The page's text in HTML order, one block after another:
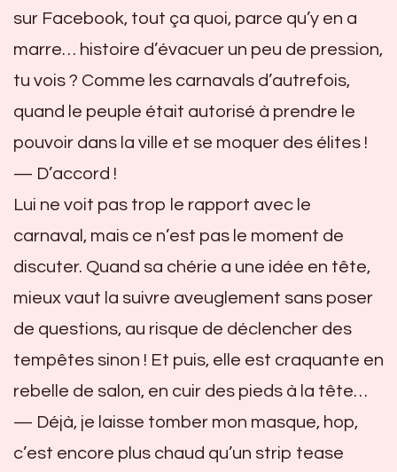
sur Facebook, tout ça quoi, parce qu’y en a
marre… histoire d’évacuer un peu de pression,
tu vois ? Comme les carnavals d’autrefois,
quand le peuple était autorisé à prendre le
pouvoir dans la ville et se moquer des élites !
— D’accord !
Lui ne voit pas trop le rapport avec le
carnaval, mais ce n’est pas le moment de
discuter. Quand sa chérie a une idée en tête,
mieux vaut la suivre aveuglement sans poser
de questions, au risque de déclencher des
tempêtes sinon ! Et puis, elle est craquante en
rebelle de salon, en cuir des pieds à la tête…
— Déjà, je laisse tomber mon masque, hop,
c’est encore plus chaud qu’un strip tease